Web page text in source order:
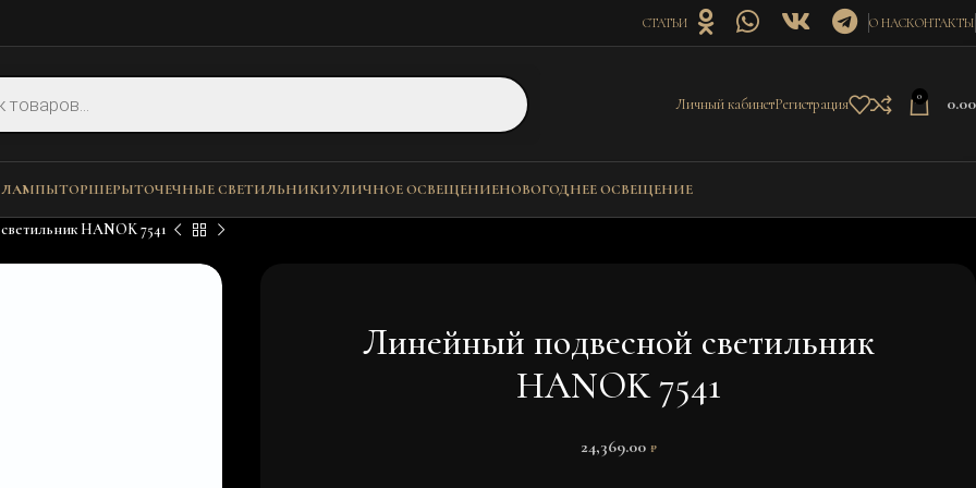
СТАТЬИ О НАСКОНТАКТЫ
Личный кабинетРегистрация 0
ЛАМПЫТОРШЕРЫТОЧЕЧНЫЕ СВЕТИЛЬНИКИУЛИЧНОЕ ОСВЕЩЕНИЕНОВОГОДНЕЕ ОСВЕЩЕНИЕ
HANOK 7541
Линейный подвесной светильник
HANOK 7541
24,369.00 ₽